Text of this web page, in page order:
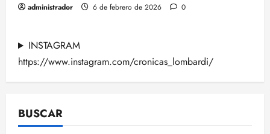
administrador 6 de febrero de 2026 0
INSTAGRAM
https://www.instagram.com/cronicas_lombardi/
BUSCAR